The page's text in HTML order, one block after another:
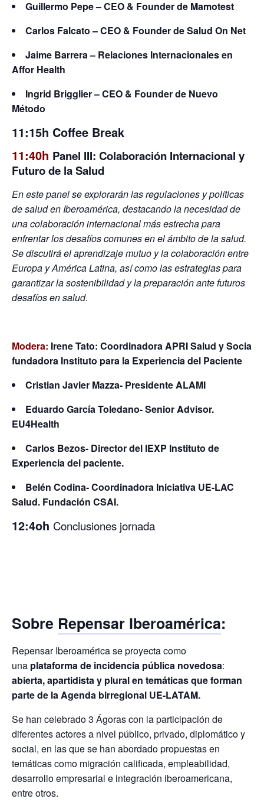
Guillermo Pepe – CEO & Founder de Mamotest
Carlos Falcato – CEO & Founder de Salud On Net
Jaime Barrera – Relaciones Internacionales en
Affor Health
Ingrid Brigglier – CEO & Founder de Nuevo
Método
11:15h Coffee Break
11:40h Panel III: Colaboración Internacional y
Futuro de la Salud
En este panel se explorarán las regulaciones y políticas
de salud en Iberoamérica, destacando la necesidad de
una colaboración internacional más estrecha para
enfrentar los desafíos comunes en el ámbito de la salud.
Se discutirá el aprendizaje mutuo y la colaboración entre
Europa y América Latina, así como las estrategias para
garantizar la sostenibilidad y la preparación ante futuros
desafíos en salud.
Modera: Irene Tato: Coordinadora APRI Salud y Socia
fundadora Instituto para la Experiencia del Paciente
Cristian Javier Mazza- Presidente ALAMI
Eduardo García Toledano- Senior Advisor.
EU4Health
Carlos Bezos- Director del IEXP Instituto de
Experiencia del paciente.
Belén Codina- Coordinadora Iniciativa UE-LAC
Salud. Fundación CSAI.
12:4oh Conclusiones jornada
Sobre Repensar Iberoamérica:
Repensar Iberoamérica se proyecta como
una plataforma de incidencia pública novedosa:
abierta, apartidista y plural en temáticas que forman
parte de la Agenda birregional UE-LATAM.
Se han celebrado 3 Ágoras con la participación de
diferentes actores a nivel público, privado, diplomático y
social, en las que se han abordado propuestas en
temáticas como migración calificada, empleabilidad,
desarrollo empresarial e integración iberoamericana,
entre otros.